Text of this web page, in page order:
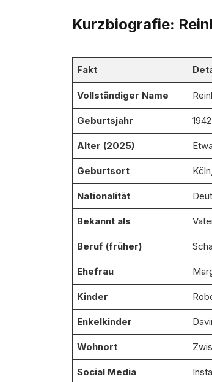
Kurzbiografie:
Fakt
Vollständiger Name
Geburtsjahr
Alter (2025)
Geburtsort
Nationalität
Bekannt als
Beruf (früher)
Ehefrau
Kinder
Enkelkinder
Wohnort
Social Media